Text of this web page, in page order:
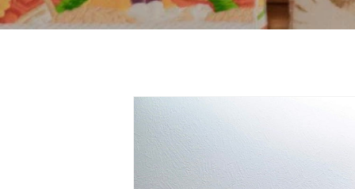
Skip to
product
information